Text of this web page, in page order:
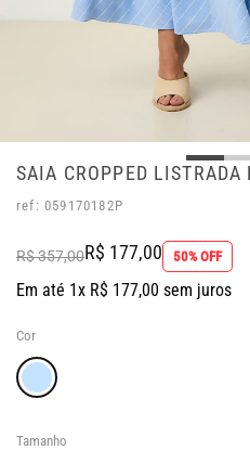
SAIA CROPPED LISTRADA
ref: 059170182P
R$ 357,00R$ 177,00 50% OFF
Em até 1x R$ 177,00 sem juros
Cor
Tamanho